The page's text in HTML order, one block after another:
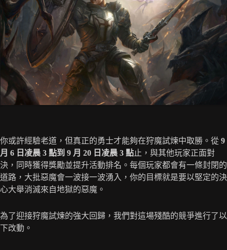
你或許經驗老道，但真正的勇士才能夠在狩魔試煉中取勝。從 9
月 6 日凌晨 3 點到 9 月 20 日凌晨 3 點止，與其他玩家正面對
決，同時獲得獎勵並提升活動排名。每個玩家都會有一條封閉的
道路，大批惡魔會一波接一波湧入，你的目標就是要以堅定的決
心大舉消滅來自地獄的惡魔。
為了迎接狩魔試煉的強大回歸，我們對這場殘酷的競爭進行了以
下改動。